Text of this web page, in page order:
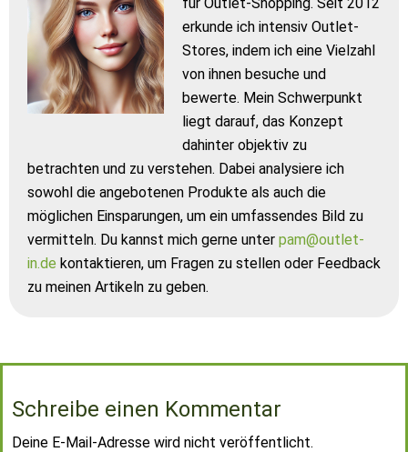
erkunde ich intensiv Outlet-
Stores, indem ich eine Vielzahl
von ihnen besuche und
bewerte. Mein Schwerpunkt
liegt darauf, das Konzept
dahinter objektiv zu
betrachten und zu verstehen. Dabei analysiere ich
sowohl die angebotenen Produkte als auch die
möglichen Einsparungen, um ein umfassendes Bild zu
vermitteln. Du kannst mich gerne unter pam@outlet-
in.de kontaktieren, um Fragen zu stellen oder Feedback
zu meinen Artikeln zu geben.
Schreibe einen Kommentar
Deine E-Mail-Adresse wird nicht veröffentlicht.